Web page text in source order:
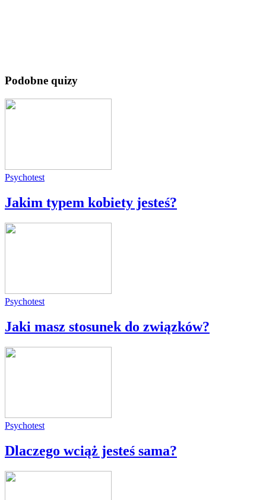
Podobne quizy
Psychotest
Jakim typem kobiety jesteś?
Psychotest
Jaki masz stosunek do związków?
Psychotest
Dlaczego wciąż jesteś sama?